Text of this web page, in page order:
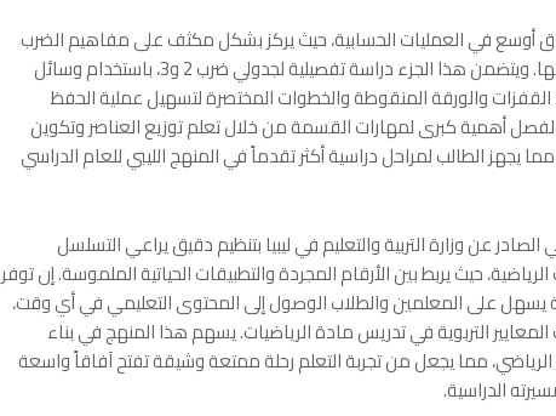
أوسع في العمليات الحسابية، حيث يركز بشكل مكثف على مفاهيم الضرب
والقسمة وكيفية تطبيقها. ويتضمن هذا الجزء دراسة تفصيلية لجدولي ضرب 2 و3، باستخدام وسائل
والورقة المنقوطة والخطوات المختصرة لتسهيل عملية الحفظ
أهمية كبرى لمهارات القسمة من خلال تعلم توزيع العناصر وتكوين
يجهز الطالب لمراحل دراسية أكثر تقدماً في المنهج الليبي للعام الدراسي
الصادر عن وزارة التربية والتعليم في ليبيا بتنظيم دقيق يراعي التسلسل
حيث يربط بين الأرقام المجردة والتطبيقات الحياتية الملموسة. إن توفر
يسهل على المعلمين والطلاب الوصول إلى المحتوى التعليمي في أي وقت،
التربوية في تدريس مادة الرياضيات. يسهم هذا المنهج في بناء
مما يجعل من تجربة التعلم رحلة ممتعة وشيقة تفتح آفاقاً واسعة
الدراسية.